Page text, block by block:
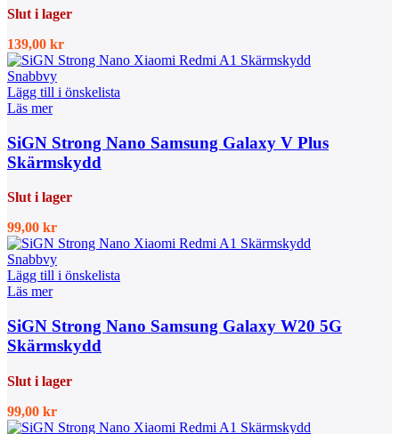
Slut i lager
139,00 kr
Snabbvy
Lägg till i önskelista
Läs mer
SiGN Strong Nano Samsung Galaxy V Plus
Skärmskydd
Slut i lager
99,00 kr
Snabbvy
Lägg till i önskelista
Läs mer
SiGN Strong Nano Samsung Galaxy W20 5G
Skärmskydd
Slut i lager
99,00 kr